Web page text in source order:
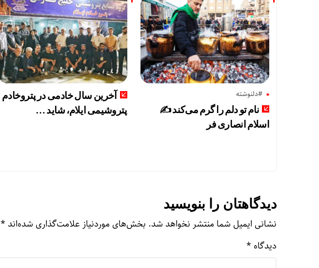
#دلنوشته
نام تو دلم را گرم می‌کند ✍️
اسلام انصاری فر
آخرین سال خادمی در پتروخادم
پتروشیمی ایلام، شاید …
دیدگاهتان را بنویسید
نشانی ایمیل شما منتشر نخواهد شد. بخش‌های موردنیاز علامت‌گذاری شده‌اند *
دیدگاه *